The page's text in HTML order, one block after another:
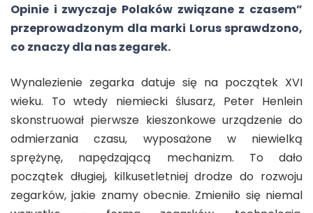
Opinie i zwyczaje Polaków związane z czasem”
przeprowadzonym dla marki Lorus sprawdzono,
co znaczy dla nas zegarek.
Wynalezienie zegarka datuje się na początek XVI
wieku. To wtedy niemiecki ślusarz, Peter Henlein
skonstruował pierwsze kieszonkowe urządzenie do
odmierzania czasu, wyposażone w niewielką
sprężynę, napędzającą mechanizm. To dało
początek długiej, kilkusetletniej drodze do rozwoju
zegarków, jakie znamy obecnie. Zmieniło się niemal